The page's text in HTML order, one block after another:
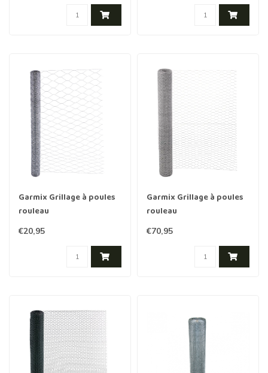
Garmix Grillage à poules
rouleau
50m./50cm./50mm./0.7mm
galvanisé
€20,95
Garmix Grillage à poules
rouleau
25m./150cm./25mm./0,8mm
€70,95